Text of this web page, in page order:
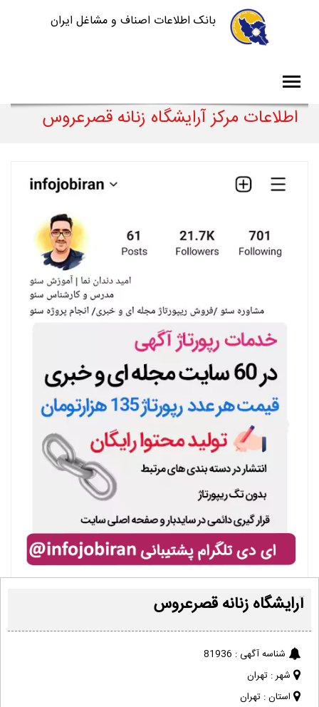
بانک اطلاعات اصناف و مشاغل ایران
اطلاعات مرکز آرایشگاه زنانه قصرعروس
آرایشگاه زنانه قصرعروس
شناسه آگهی : 81936
شهر : تهران
استان : تهران